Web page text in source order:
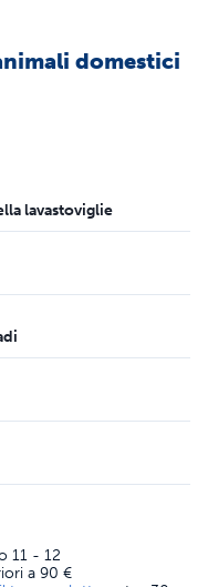
domestici
lavastoviglie
11 - 12
a 90 €